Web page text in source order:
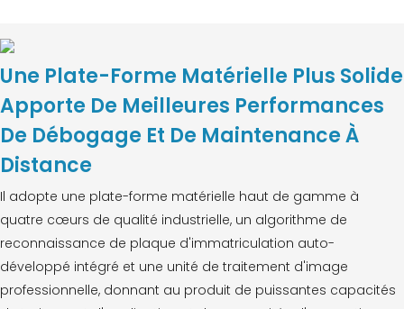
Une Plate-Forme Matérielle Plus Solide
Apporte De Meilleures Performances
De Débogage Et De Maintenance À
Distance
Il adopte une plate-forme matérielle haut de gamme à
quatre cœurs de qualité industrielle, un algorithme de
reconnaissance de plaque d'immatriculation auto-
développé intégré et une unité de traitement d'image
professionnelle, donnant au produit de puissantes capacités